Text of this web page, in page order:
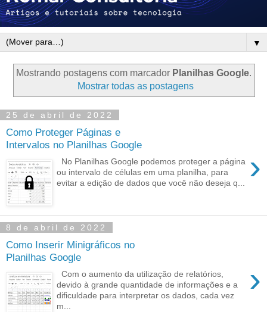
▼
Mostrando postagens com marcador Planilhas Google.
Mostrar todas as postagens
25 de abril de 2022
Como Proteger Páginas e
Intervalos no Planilhas Google
›
No Planilhas Google podemos proteger a página
ou intervalo de células em uma planilha, para
evitar a edição de dados que você não deseja q...
8 de abril de 2022
Como Inserir Minigráficos no
Planilhas Google
›
Com o aumento da utilização de relatórios,
devido à grande quantidade de informações e a
dificuldade para interpretar os dados, cada vez
m...